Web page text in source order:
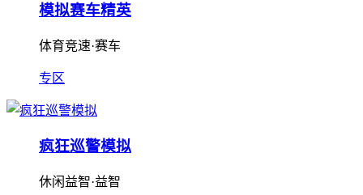
模拟赛车精英
体育竞速·赛车
专区
疯狂巡警模拟
休闲益智·益智